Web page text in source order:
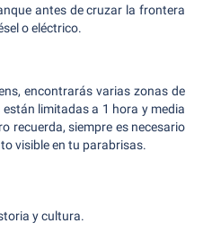
antes de cruzar la frontera
o eléctrico.
encontrarás varias zonas de
limitadas a 1 hora y media
recuerda, siempre es necesario
visible en tu parabrisas.
y cultura.